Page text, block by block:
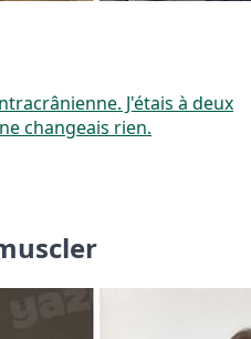
J'étais à deux
changeais rien.